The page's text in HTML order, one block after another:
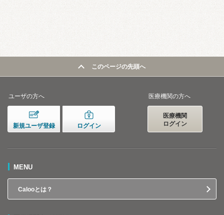
このページの先頭へ
ユーザの方へ
新規ユーザ登録 ログイン
医療機関の方へ
医療機関
ログイン
MENU
Calooとは？